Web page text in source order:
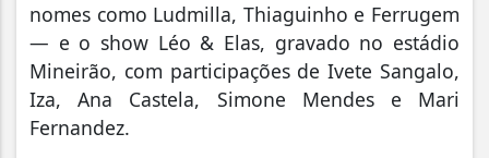
nomes como Ludmilla, Thiaguinho e Ferrugem
— e o show Léo & Elas, gravado no estádio
Mineirão, com participações de Ivete Sangalo,
Iza, Ana Castela, Simone Mendes e Mari
Fernandez.